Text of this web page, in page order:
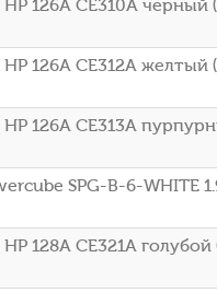
126A CE310A черный
126A CE312A желтый
126A CE313A
SPG-B-6-WHITE
128A CE321A голубой